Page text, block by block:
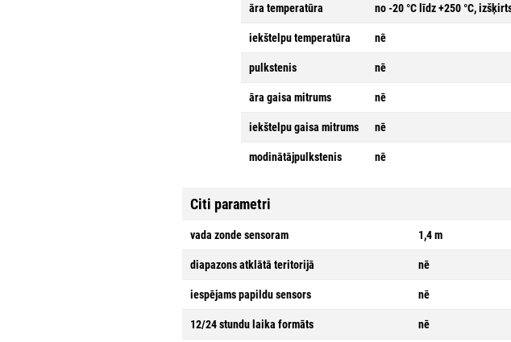
āra temperatūra no -20 °C līdz +250 °C,
iekštelpu temperatūra nē
pulkstenis nē
āra gaisa mitrums nē
iekštelpu gaisa mitrums nē
modinātājpulkstenis nē
Citi parametri
vada zonde sensoram 1,4 m
diapazons atklātā teritorijā nē
iespējams papildu sensors nē
12/24 stundu laika formāts nē